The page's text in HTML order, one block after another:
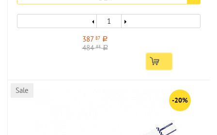
38787 a
48483 a
Sale
-20%